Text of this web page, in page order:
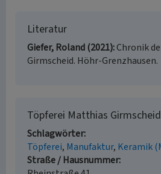
Literatur
Giefer, Roland (2021) Chronik
Girmscheid. Höhr-Grenzhausen.
Töpferei Matthias Girmscheid
Schlagwörter
Töpferei Manufaktur Keramik
Straße / Hausnummer